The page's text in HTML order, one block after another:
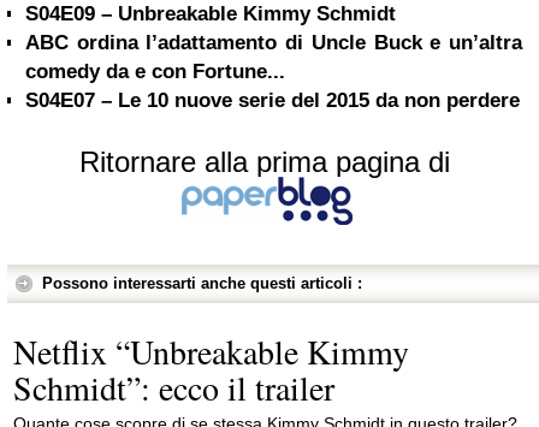
S04E09 – Unbreakable Kimmy Schmidt
ABC ordina l’adattamento di Uncle Buck e un’altra
comedy da e con Fortune...
S04E07 – Le 10 nuove serie del 2015 da non perdere
Ritornare alla prima pagina di
Possono interessarti anche questi articoli :
Netflix “Unbreakable Kimmy
Schmidt”: ecco il trailer